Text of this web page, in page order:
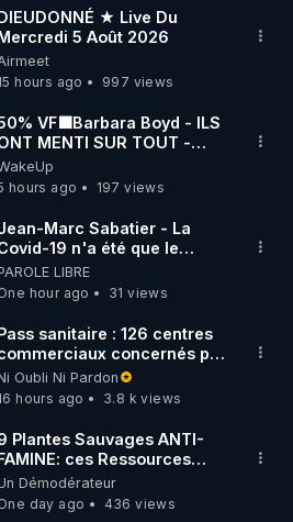
l’application de méditation et
www.envol.app/code
★ Live Du
5 Août 2026
hours ago
997 views
VF🟩Barbara Boyd - ILS
MENTI SUR TOUT -
Traduction
hours ago
197 views
Marc Sabatier - La
19 n'a été que le
- L'ARN messager
où ira-t-il ?
LIBRE
hour ago
31 views
sanitaire : 126 centres
concernés par
dans toute la
Oubli Ni Pardon
hours ago
3.8 k views
Plantes Sauvages ANTI-
ces Ressources
Haies
Démodérateur
day ago
436 views